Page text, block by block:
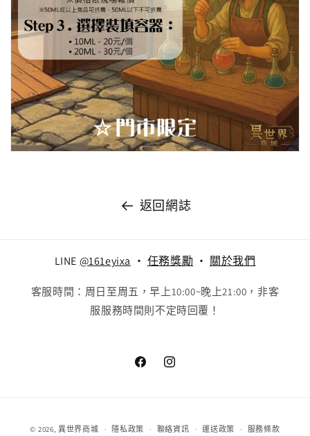
返回網誌
LINE @161eyixa ‧ 任務獎勵 ‧ 關於我們
客服時間：周日至周五，早上10:00~晚上21:00，非客
服服務時間則不定時回覆！
FacebookInstagram
© 2026,異世界商城 隱私政策 聯絡資訊 運送政策 服務條款